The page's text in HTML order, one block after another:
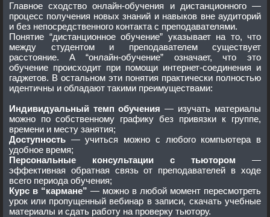
Главное сходство онлайн-обучения и дистанционного —
процесс получения новых знаний и навыков вне аудиторий
и без непосредственного контакта с преподавателями.
Понятие “дистанционное обучение” указывает на то, что
между студентом и преподавателем существует
расстояние. А “онлайн-обучение” означает, что это
обучение происходит при помощи интернет-соединения и
гаджетов. В остальном эти понятия практически полностью
идентичны и обладают такими преимуществами:
Индивидуальный темп обучения — изучать материалы
можно по собственному графику без привязки к группе,
времени и месту занятия;
Доступность — учиться можно с любого компьютера в
удобное время;
Персональные консультации с тьютором —
эффективная обратная связь от преподавателей в ходе
всего периода обучения;
Курс в “кармане” — можно в любой момент пересмотреть
урок или пропущенный вебинар в записи, скачать учебные
материалы и сдать работу на проверку тьютору.